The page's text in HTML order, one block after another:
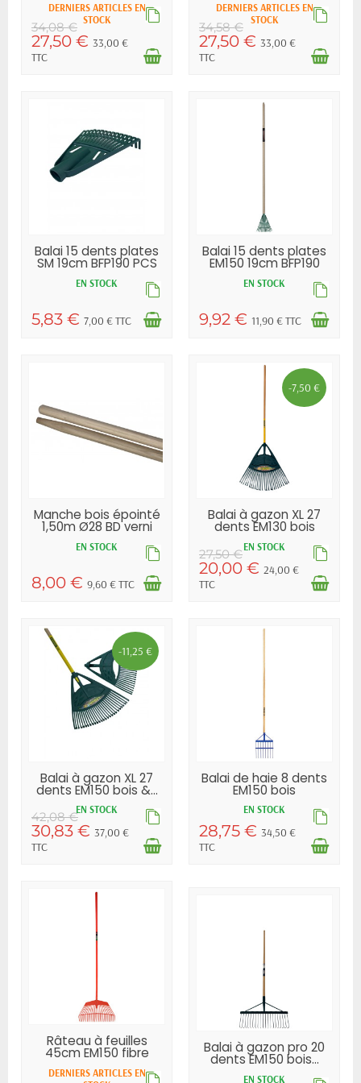
trouverez facilement le balai à gazon ou le balai à
feuilles idéal pour l’entretien de vos jardins et de vos
cours !
DERNIERS ARTICLES EN
STOCK
34,08 €
27,50 € 33,00 €
TTC
DERNIERS ARTICLES EN
STOCK
34,58 €
27,50 € 33,00 €
TTC
Balai 15 dents plates
SM 19cm BFP190 PCS
EN STOCK
5,83 € 7,00 € TTC
Balai 15 dents plates
EM150 19cm BFP190
PCS
EN STOCK
9,92 € 11,90 € TTC
Manche bois épointé
1,50m Ø28 BD verni
EN STOCK
8,00 € 9,60 € TTC
-7,50 €
Balai à gazon XL 27
dents EM130 bois
EN STOCK
27,50 €
20,00 € 24,00 €
TTC
-11,25 €
Balai à gazon XL 27
dents EM150 bois &...
EN STOCK
42,08 €
30,83 € 37,00 €
TTC
Balai de haie 8 dents
EM150 bois
EN STOCK
28,75 € 34,50 €
TTC
Râteau à feuilles
45cm EM150 fibre
DERNIERS ARTICLES EN
Balai à gazon pro 20
dents EM150 bois...
EN STOCK